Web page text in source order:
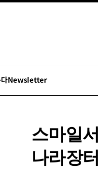
Newsletter
스마일
나라장